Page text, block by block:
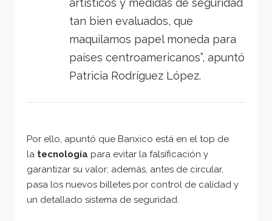
tan bien evaluados, que
maquilamos papel moneda para
países centroamericanos”, apuntó
Patricia Rodríguez López.
Por ello, apuntó que Banxico está en el top de
la tecnología para evitar la falsificación y
garantizar su valor; además, antes de circular,
pasa los nuevos billetes por control de calidad y
un detallado sistema de seguridad.